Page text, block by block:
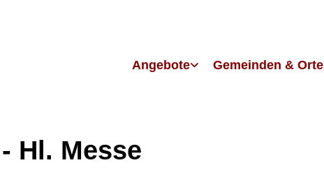
Angebote Gemeinden & Orte
Hl. Messe